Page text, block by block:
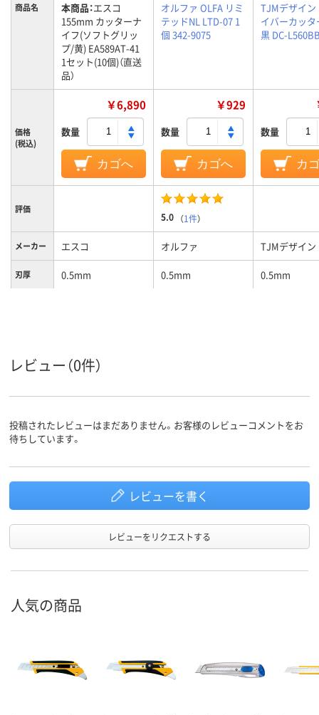
商品名 本商品：エスコ
155mm カッターナ
イフ(ソフトグリッ
プ/黄) EA589AT-41
1セット(10個)（直送
品）
オルファ OLFA リミ
テッドNL LTD-07 1
個 342-9075
TJMデザイン
イバーカッタ
黒 DC-
価格
(税込)
￥6,890
数量
カゴへ
￥929
数量
カゴへ
数量
カ
評価
5.0 （1件）
メーカー エスコ オルファ TJMデザイン
刃厚 0.5mm 0.5mm 0.5mm
レビュー（0件）
投稿されたレビューはまだありません。お客様のレビューコメントをお
待ちしています。
レビューを書く
レビューをリクエストする
人気の商品